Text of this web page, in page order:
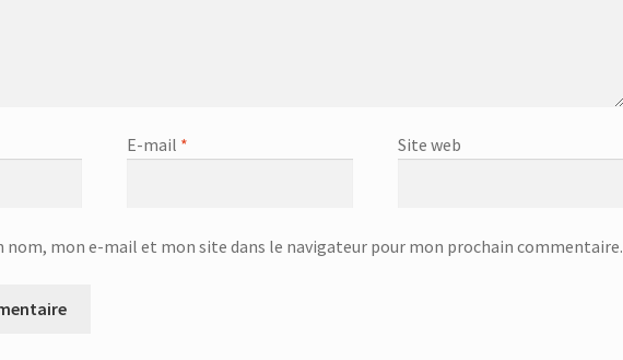
E-mail * Site web
nom, mon e-mail et mon site dans le navigateur pour mon prochain commentaire.